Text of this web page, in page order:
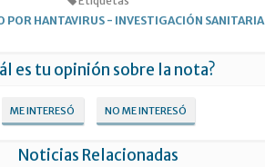
POR HANTAVIRUS- INVESTIGACIÓN SANITARIA
es tu opinión sobre la nota?
ME INTERESÓ NO ME INTERESÓ
Noticias Relacionadas